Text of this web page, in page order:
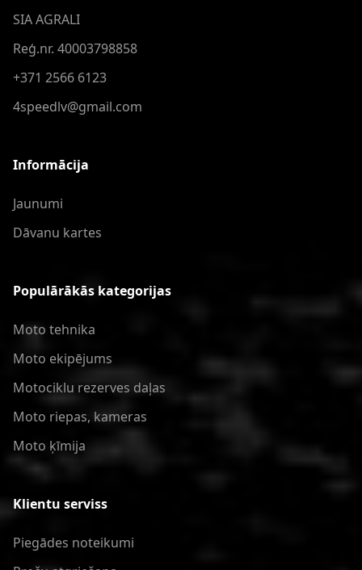
SIA AGRALI
Reģ.nr. 40003798858
+371 2566 6123
4speedlv@gmail.com
Informācija
Jaunumi
Dāvanu kartes
Populārākās kategorijas
Moto tehnika
Moto ekipējums
Motociklu rezerves daļas
Moto riepas, kameras
Moto ķīmija
Klientu serviss
Piegādes noteikumi